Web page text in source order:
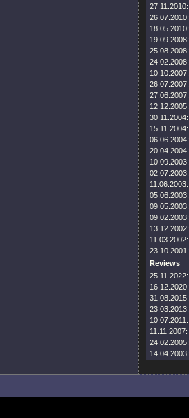
27.11.2010:
26.07.2010:
18.05.2010:
19.09.2008:
25.08.2008:
24.02.2008:
10.10.2007:
26.07.2007:
27.06.2007:
12.12.2005:
30.11.2004:
15.11.2004:
06.06.2004:
20.04.2004:
10.09.2003:
02.07.2003:
11.06.2003:
05.06.2003:
09.05.2003:
09.02.2003:
13.12.2002:
11.03.2002:
23.10.2001:
Reviews
25.11.2022:
16.12.2020:
31.08.2015:
23.03.2013:
10.07.2011:
11.11.2007:
24.02.2005:
14.04.2003: